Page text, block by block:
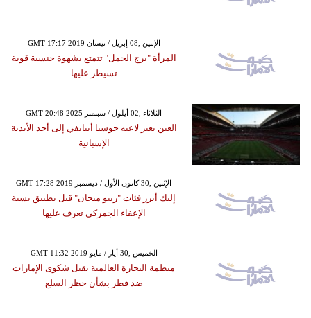
GMT 17:17 2019 الإثنين ,08 إبريل / نيسان
المرأة "برج الحمل" تتمتع بشهوة جنسية قوية
تسيطر عليها
GMT 20:48 2025 الثلاثاء ,02 أيلول / سبتمبر
العين يعير لاعبه جوسنا أبيانفي إلى أحد الأندية
الإسبانية
GMT 17:28 2019 الإثنين ,30 كانون الأول / ديسمبر
إليك أبرز فئات "رينو ميجان" قبل تطبيق نسبة
الإعفاء الجمركي تعرف عليها
GMT 11:32 2019 الخميس ,30 أيار / مايو
منظمة التجارة العالمية تقبل شكوى الإمارات
ضد قطر بشأن حظر السلع